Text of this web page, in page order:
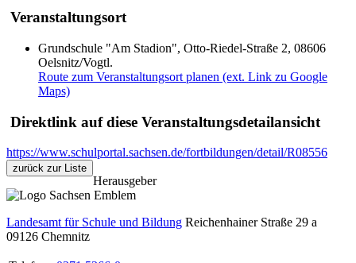
Veranstaltungsort
Grundschule "Am Stadion", Otto-Riedel-Straße 2, 08606
Oelsnitz/Vogtl.
Route zum Veranstaltungsort planen (ext. Link zu Google
Maps)
Direktlink auf diese Veranstaltungsdetailansicht
https://www.schulportal.sachsen.de/fortbildungen/detail/R08556
zurück zur Liste
Herausgeber
Landesamt für Schule und Bildung Reichenhainer Straße 29 a
09126 Chemnitz